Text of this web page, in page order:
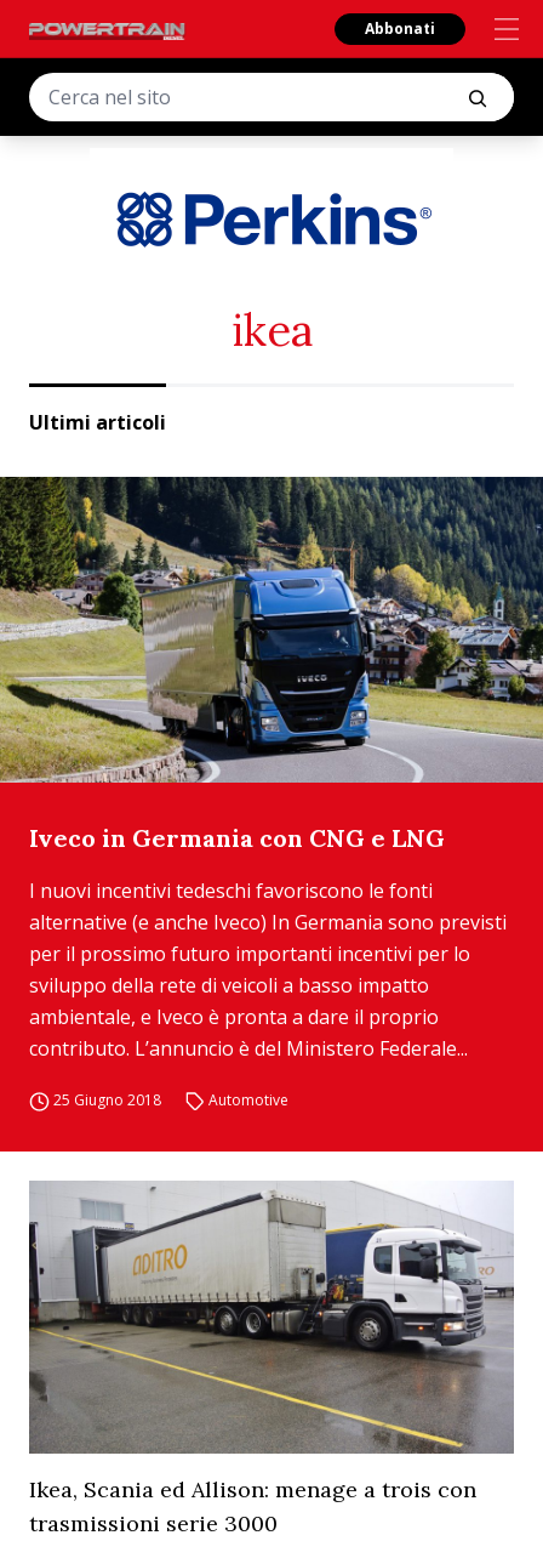
Abbonati
ikea
Ultimi articoli
Iveco in Germania con CNG e LNG
I nuovi incentivi tedeschi favoriscono le fonti
alternative (e anche Iveco) In Germania sono previsti
per il prossimo futuro importanti incentivi per lo
sviluppo della rete di veicoli a basso impatto
ambientale, e Iveco è pronta a dare il proprio
contributo. L’annuncio è del Ministero Federale...
25 Giugno 2018 Automotive
Ikea, Scania ed Allison: menage a trois con
trasmissioni serie 3000